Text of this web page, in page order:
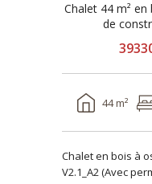
Chalet 44 m²
de
44 m²
Chalet en bois à